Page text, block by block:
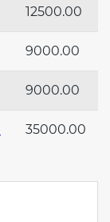
12500.00
9000.00
9000.00
35000.00